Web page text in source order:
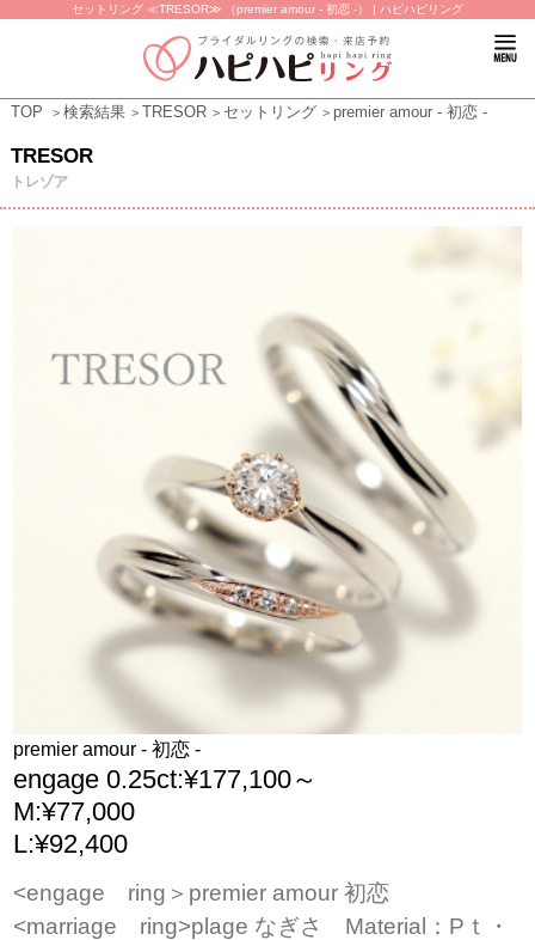
セットリング ≪TRESOR≫ （premier amour - 初恋 -） | ハピハピリング
TOP 検索結果 TRESOR セットリング premier amour - 初恋 -
TRESOR
トレゾア
premier amour - 初恋 -
engage 0.25ct:¥177,100～
M:¥77,000
L:¥92,400
<engage ring＞premier amour 初恋
<marriage ring>plage なぎさ Material：Pｔ・